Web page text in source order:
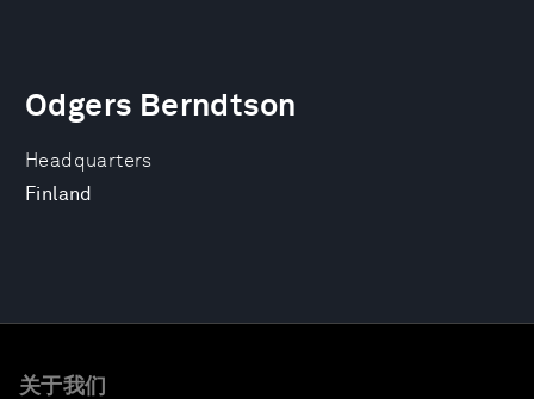
Headquarters
Finland
Odgers Berndtson
关于我们